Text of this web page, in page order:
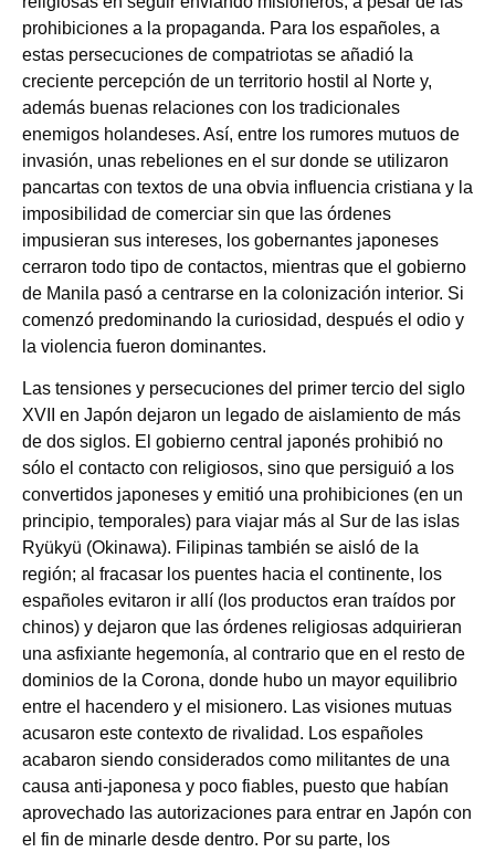
prohibiciones a la propaganda. Para los españoles, a
estas persecuciones de compatriotas se añadió la
creciente percepción de un territorio hostil al Norte y,
además buenas relaciones con los tradicionales
enemigos holandeses. Así, entre los rumores mutuos de
invasión, unas rebeliones en el sur donde se utilizaron
pancartas con textos de una obvia influencia cristiana y la
imposibilidad de comerciar sin que las órdenes
impusieran sus intereses, los gobernantes japoneses
cerraron todo tipo de contactos, mientras que el gobierno
de Manila pasó a centrarse en la colonización interior. Si
comenzó predominando la curiosidad, después el odio y
la violencia fueron dominantes.
Las tensiones y persecuciones del primer tercio del siglo
XVII en Japón dejaron un legado de aislamiento de más
de dos siglos. El gobierno central japonés prohibió no
sólo el contacto con religiosos, sino que persiguió a los
convertidos japoneses y emitió una prohibiciones (en un
principio, temporales) para viajar más al Sur de las islas
Ryükyü (Okinawa). Filipinas también se aisló de la
región; al fracasar los puentes hacia el continente, los
españoles evitaron ir allí (los productos eran traídos por
chinos) y dejaron que las órdenes religiosas adquirieran
una asfixiante hegemonía, al contrario que en el resto de
dominios de la Corona, donde hubo un mayor equilibrio
entre el hacendero y el misionero. Las visiones mutuas
acusaron este contexto de rivalidad. Los españoles
acabaron siendo considerados como militantes de una
causa anti-japonesa y poco fiables, puesto que habían
aprovechado las autorizaciones para entrar en Japón con
el fin de minarle desde dentro. Por su parte, los